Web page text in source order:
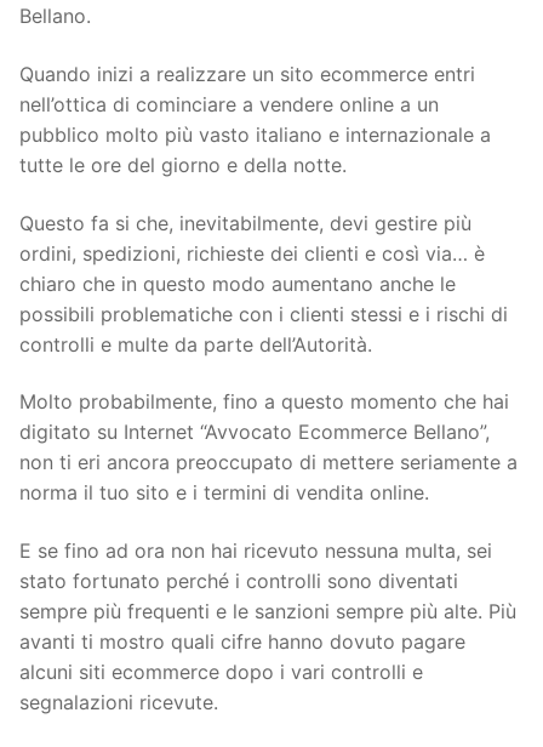
Bellano.
Quando inizi a realizzare un sito ecommerce entri
nell’ottica di cominciare a vendere online a un
pubblico molto più vasto italiano e internazionale a
tutte le ore del giorno e della notte.
Questo fa si che, inevitabilmente, devi gestire più
ordini, spedizioni, richieste dei clienti e così via… è
chiaro che in questo modo aumentano anche le
possibili problematiche con i clienti stessi e i rischi di
controlli e multe da parte dell’Autorità.
Molto probabilmente, fino a questo momento che hai
digitato su Internet “Avvocato Ecommerce Bellano”,
non ti eri ancora preoccupato di mettere seriamente a
norma il tuo sito e i termini di vendita online.
E se fino ad ora non hai ricevuto nessuna multa, sei
stato fortunato perché i controlli sono diventati
sempre più frequenti e le sanzioni sempre più alte. Più
avanti ti mostro quali cifre hanno dovuto pagare
alcuni siti ecommerce dopo i vari controlli e
segnalazioni ricevute.